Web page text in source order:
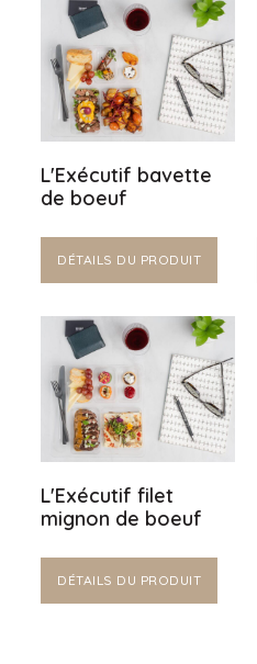
L'Exécutif bavette
de boeuf
DÉTAILS DU PRODUIT
L'Exécutif filet
mignon de boeuf
DÉTAILS DU PRODUIT